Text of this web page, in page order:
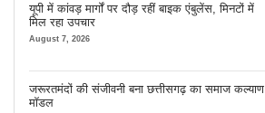
यूपी में कांवड़ मार्गों पर दौड़ रहीं बाइक एंबुलेंस, मिनटों में
मिल रहा उपचार
August 7, 2026
जरूरतमंदों की संजीवनी बना छत्तीसगढ़ का समाज कल्याण
मॉडल